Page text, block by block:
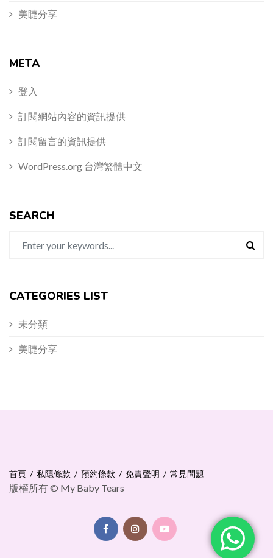
美睫分享
META
登入
訂閱網站內容的資訊提供
訂閱留言的資訊提供
WordPress.org 台灣繁體中文
SEARCH
CATEGORIES LIST
未分類
美睫分享
首頁 私隱條款 預約條款 免責聲明 常見問題
版權所有 © My Baby Tears